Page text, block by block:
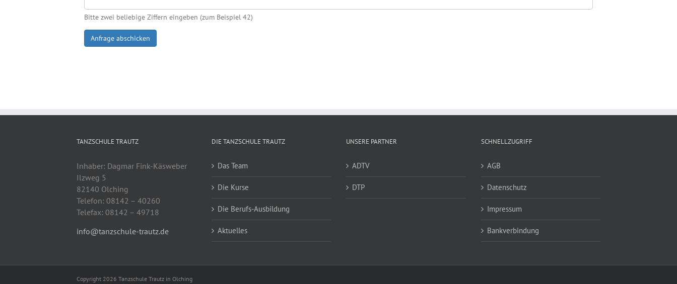
Bitte zwei beliebige Ziffern eingeben (zum Beispiel 42)
Anfrage abschicken
TANZSCHULE TRAUTZ
Inhaber: Dagmar Fink-Käsweber
Ilzweg 5
82140 Olching
Telefon: 08142 – 40260
Telefax: 08142 – 49718
info@tanzschule-trautz.de
DIE TANZSCHULE TRAUTZ
Das Team
Die Kurse
Die Berufs-Ausbildung
Aktuelles
UNSERE PARTNER
ADTV
DTP
SCHNELLZUGRIFF
AGB
Datenschutz
Impressum
Bankverbindung
Copyright 2026 Tanzschule Trautz in Olching